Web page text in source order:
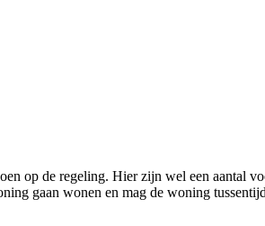
op de regeling. Hier zijn wel een aantal
gaan wonen en mag de woning